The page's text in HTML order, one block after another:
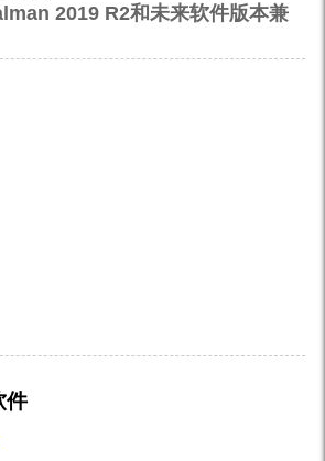
2019 R2和未来软件版本兼
件